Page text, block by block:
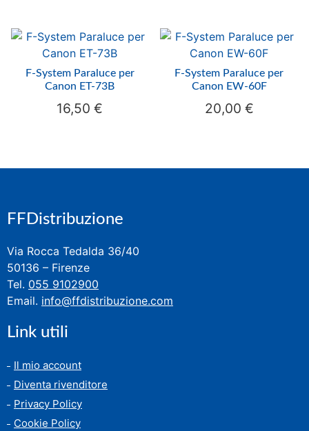
F-System Paraluce per
Canon ET-73B
16,50€
F-System Paraluce per
Canon EW-60F
20,00 €
FFDistribuzione
Via Rocca Tedalda 36/40
50136 – Firenze
Tel. 055 9102900
Email. info@ffdistribuzione.com
Link utili
Il mio account
Diventa rivenditore
Privacy Policy
Cookie Policy